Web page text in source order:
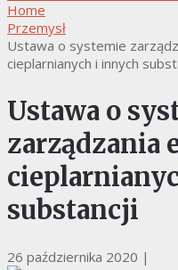
Home
Przemysł
Ustawa o systemie
cieplarnianych i innych
Ustawa o
zarządzania
substancji
26 października 2020 |